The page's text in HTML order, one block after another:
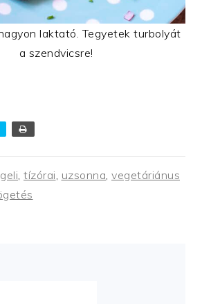
laktató. Tegyetek turbolyát
a szendvicsre!
, tízórai, uzsonna, vegetáriánus